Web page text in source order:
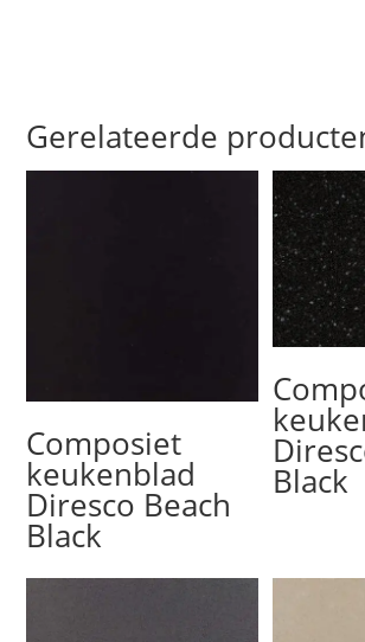
Gerelateerde
Composiet
keukenblad
Diresco Beach
Black
Black